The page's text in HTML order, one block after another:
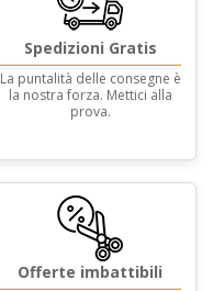
Spedizioni Gratis
La puntalità delle consegne è
la nostra forza. Mettici alla
prova.
Offerte imbattibili